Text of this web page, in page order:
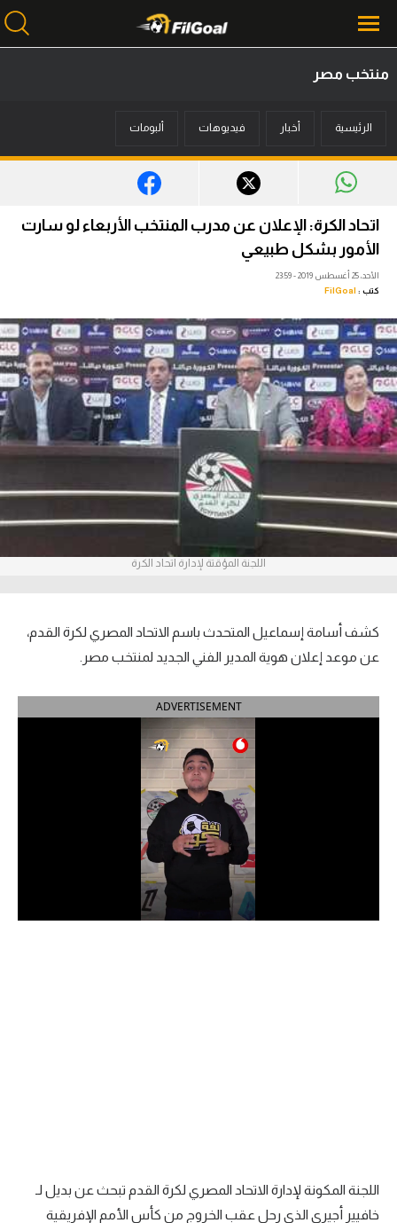
أخبار
ميركاتو
فانتازي في الجول
مسابقة التوقعات
فيديوهات
عدسات
آراء حرة
ركن الألعاب
الدوري الإنجليزي الممتاز
الدوري الإسباني
الدوري السعودي للمحترفين
سعودي في الجول
منتخب مصر
الرئيسية أخبار فيديوهات ألبومات
اتحاد الكرة: الإعلان عن مدرب المنتخب الأربعاء لو سارت
الأمور بشكل طبيعي
الأحد، 25 أغسطس 2019 - 23:59
كتب : FilGoal
اللجنة المؤقتة لإدارة اتحاد الكرة
كشف أسامة إسماعيل المتحدث باسم الاتحاد المصري لكرة القدم،
عن موعد إعلان هوية المدير الفني الجديد لمنتخب مصر.
ADVERTISEMENT
اللجنة المكونة لإدارة الاتحاد المصري لكرة القدم تبحث عن بديل لـ
خافيير أجيري الذي رحل عقب الخروج من كأس الأمم الإفريقية